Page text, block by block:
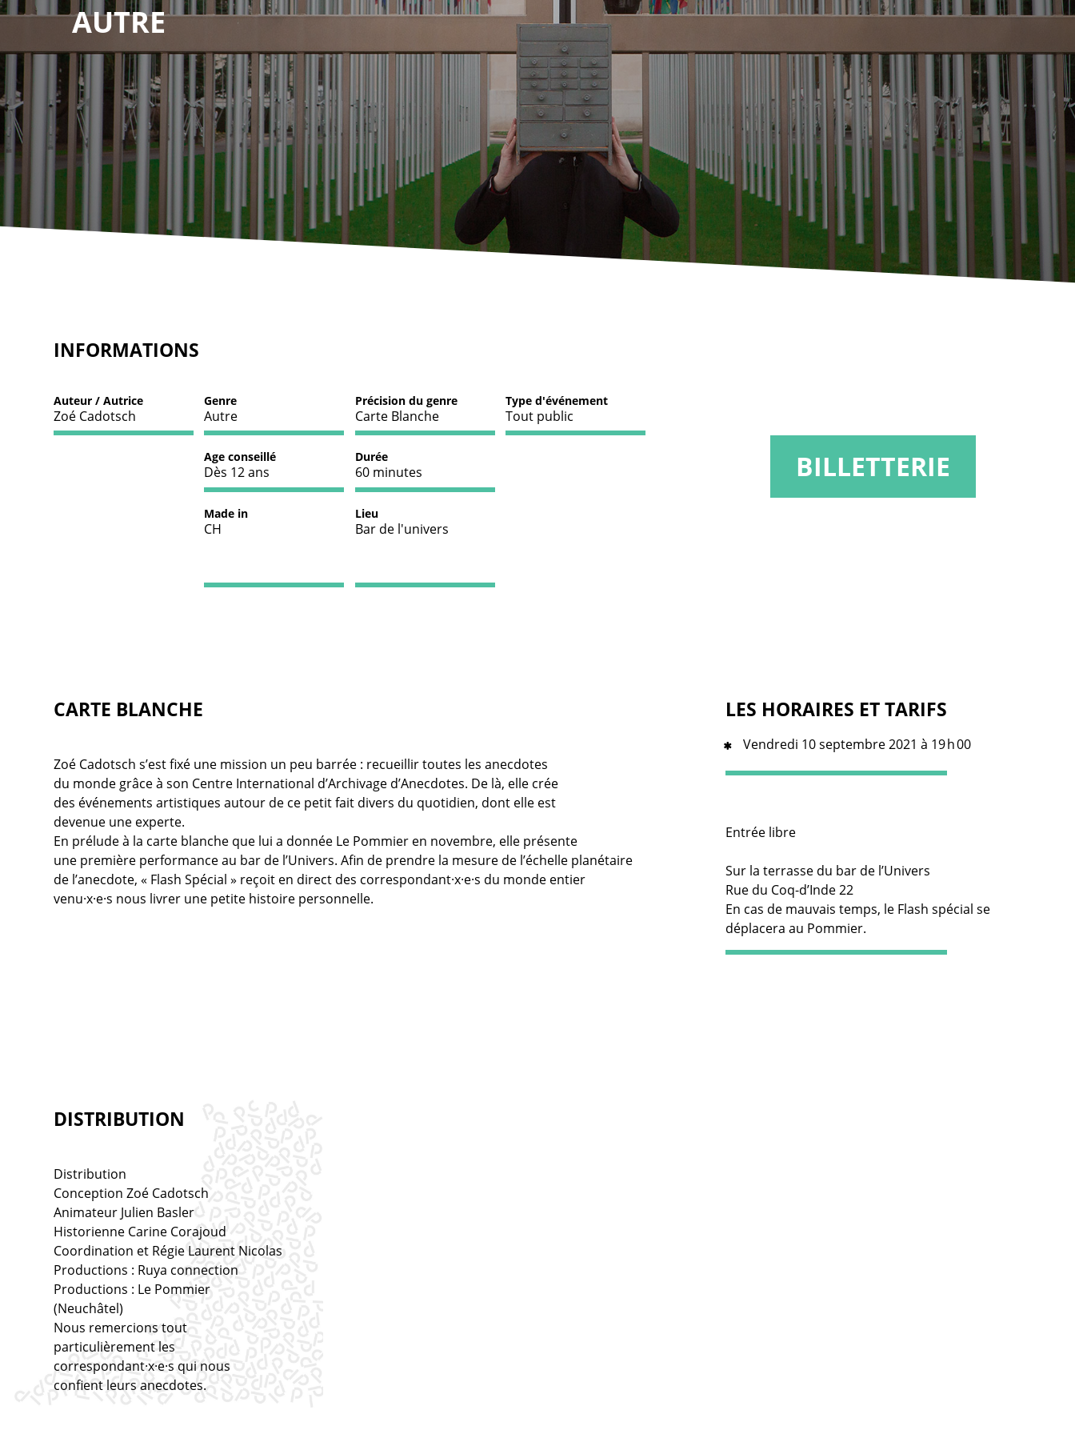
AUTRE
INFORMATIONS
Auteur / Autrice
Zoé Cadotsch
Genre
Autre
Précision du genre
Carte Blanche
Type d'événement
Tout public
Age conseillé
Dès 12 ans
Durée
60 minutes
Made in
CH
Lieu
Bar de l'univers
BILLETTERIE
CARTE BLANCHE
Zoé Cadotsch s’est fixé une mission un peu barrée : recueillir toutes les anecdotes
du monde grâce à son Centre International d’Archivage d’Anecdotes. De là, elle crée
des événements artistiques autour de ce petit fait divers du quotidien, dont elle est
devenue une experte.
En prélude à la carte blanche que lui a donnée Le Pommier en novembre, elle présente
une première performance au bar de l’Univers. Afin de prendre la mesure de l’échelle planétaire
de l’anecdote, « Flash Spécial » reçoit en direct des correspondant·x·e·s du monde entier
venu·x·e·s nous livrer une petite histoire personnelle.
LES HORAIRES ET TARIFS
Vendredi 10 septembre 2021 à 19 h 00
Entrée libre
Sur la terrasse du bar de l’Univers
Rue du Coq-d’Inde 22
En cas de mauvais temps, le Flash spécial se
déplacera au Pommier.
DISTRIBUTION
Distribution
Conception Zoé Cadotsch
Animateur Julien Basler
Historienne Carine Corajoud
Coordination et Régie Laurent Nicolas
Productions : Ruya connection
Productions : Le Pommier
(Neuchâtel)
Nous remercions tout
particulièrement les
correspondant·x·e·s qui nous
confient leurs anecdotes.